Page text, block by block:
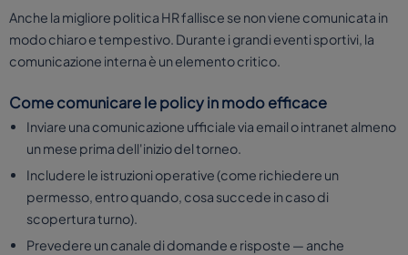
Anche la migliore politica HR fallisce se non viene comunicata in
modo chiaro e tempestivo. Durante i grandi eventi sportivi, la
comunicazione interna è un elemento critico.
Come comunicare le policy in modo efficace
Inviare una comunicazione ufficiale via email o intranet almeno
un mese prima dell'inizio del torneo.
Includere le istruzioni operative (come richiedere un
permesso, entro quando, cosa succede in caso di
scopertura turno).
Prevedere un canale di domande e risposte — anche